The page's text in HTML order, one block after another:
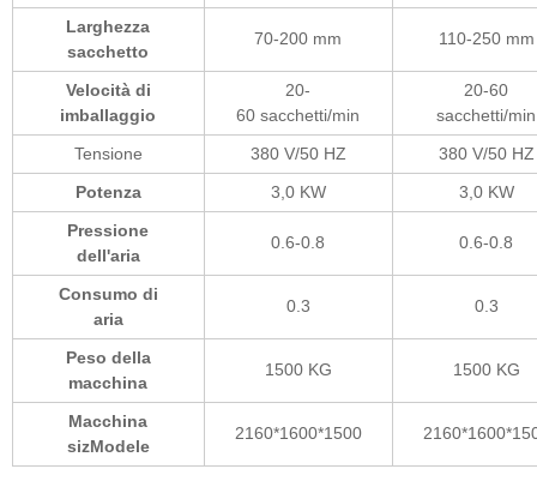
Larghezza
sacchetto
70-200 mm 110-250 mm
Velocità di
imballaggio
20-
60 sacchetti/min
20-60
sacchetti/min
Tensione
380 V/50 HZ
380 V/50 HZ
Potenza
3,0 KW
3,0 KW
Pressione
dell'aria
0.6-0.8 0.6-0.8
Consumo di
aria
0.3 0.3
Peso della
macchina
1500 KG 1500 KG
Macchina
sizModele
2160*1600*1500